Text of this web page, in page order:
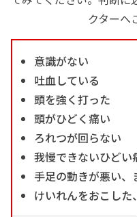
クターへ
意識がない
吐血している
頭を強く打った
頭がひどく痛い
ろれつが回らない
我慢できないひどい
手足の動きが悪い、
けいれんをおこした